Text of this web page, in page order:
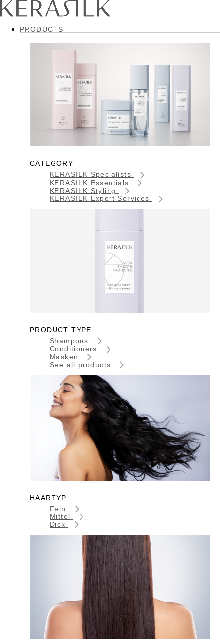
PRODUCTS
CATEGORY
KERASILK Specialists
KERASILK Essentials
KERASILK Styling
KERASILK Expert Services
PRODUCT TYPE
Shampoos
Conditioners
Masken
See all products
HAARTYP
Fein
Mittel
Dick